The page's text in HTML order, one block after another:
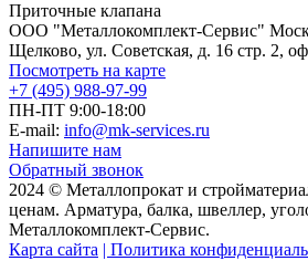
Приточные клапана
ООО "Металлокомплект-Сервис"
Щелково, ул. Советская, д. 16 стр. 2,
Посмотреть на карте
+7 (495) 988-97-99
ПН-ПТ 9:00-18:00
E-mail: info@mk-services.ru
Напишите нам
Обратный звонок
2024 © Металлопрокат и
ценам. Арматура, балка, швеллер,
Металлокомплект-Сервис.
Карта сайта | Политика